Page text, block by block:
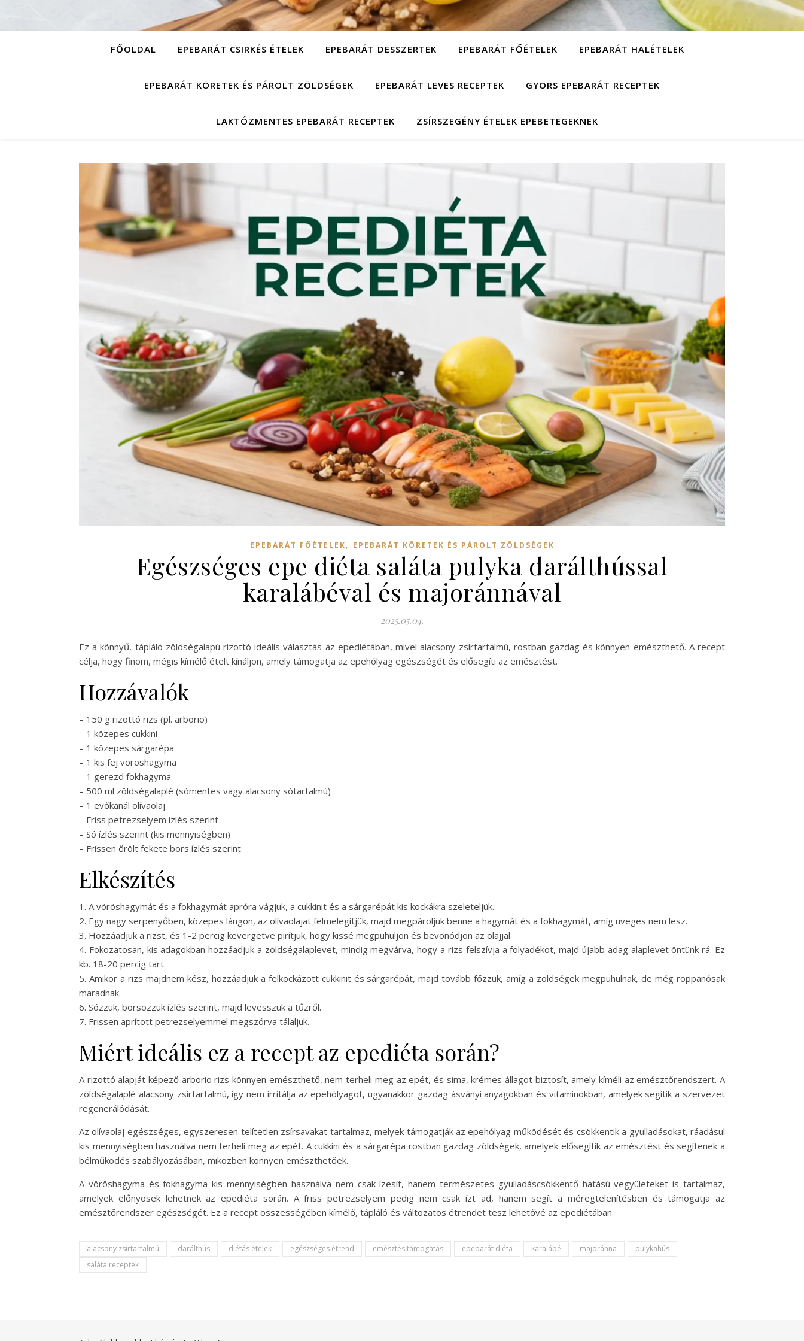
FŐOLDAL EPEBARÁT CSIRKÉS ÉTELEK EPEBARÁT DESSZERTEK EPEBARÁT FŐÉTELEK EPEBARÁT HALÉTELEK
EPEBARÁT KÖRETEK ÉS PÁROLT ZÖLDSÉGEK EPEBARÁT LEVES RECEPTEK GYORS EPEBARÁT RECEPTEK
LAKTÓZMENTES EPEBARÁT RECEPTEK ZSÍRSZEGÉNY ÉTELEK EPEBETEGEKNEK
EPEBARÁT FŐÉTELEK, EPEBARÁT KÖRETEK ÉS PÁROLT ZÖLDSÉGEK
Egészséges epe diéta saláta pulyka darálthússal
karalábéval és majoránnával
2025.05.04.
Ez a könnyű, tápláló zöldségalapú rizottó ideális választás az epediétában, mivel alacsony zsírtartalmú, rostban gazdag és könnyen emészthető. A recept
célja, hogy finom, mégis kímélő ételt kínáljon, amely támogatja az epehólyag egészségét és elősegíti az emésztést.
Hozzávalók
– 150 g rizottó rizs (pl. arborio)
– 1 közepes cukkini
– 1 közepes sárgarépa
– 1 kis fej vöröshagyma
– 1 gerezd fokhagyma
– 500 ml zöldségalaplé (sómentes vagy alacsony sótartalmú)
– 1 evőkanál olívaolaj
– Friss petrezselyem ízlés szerint
– Só ízlés szerint (kis mennyiségben)
– Frissen őrölt fekete bors ízlés szerint
Elkészítés
1. A vöröshagymát és a fokhagymát apróra vágjuk, a cukkinit és a sárgarépát kis kockákra szeleteljük.
2. Egy nagy serpenyőben, közepes lángon, az olívaolajat felmelegítjük, majd megpároljuk benne a hagymát és a fokhagymát, amíg üveges nem lesz.
3. Hozzáadjuk a rizst, és 1-2 percig kevergetve pirítjuk, hogy kissé megpuhuljon és bevonódjon az olajjal.
4. Fokozatosan, kis adagokban hozzáadjuk a zöldségalaplevet, mindig megvárva, hogy a rizs felszívja a folyadékot, majd újabb adag alaplevet öntünk rá. Ez
kb. 18-20 percig tart.
5. Amikor a rizs majdnem kész, hozzáadjuk a felkockázott cukkinit és sárgarépát, majd tovább főzzük, amíg a zöldségek megpuhulnak, de még roppanósak
maradnak.
6. Sózzuk, borsozzuk ízlés szerint, majd levesszük a tűzről.
7. Frissen aprított petrezselyemmel megszórva tálaljuk.
Miért ideális ez a recept az epediéta során?
A rizottó alapját képező arborio rizs könnyen emészthető, nem terheli meg az epét, és sima, krémes állagot biztosít, amely kíméli az emésztőrendszert. A
zöldségalaplé alacsony zsírtartalmú, így nem irritálja az epehólyagot, ugyanakkor gazdag ásványi anyagokban és vitaminokban, amelyek segítik a szervezet
regenerálódását.
Az olívaolaj egészséges, egyszeresen telítetlen zsírsavakat tartalmaz, melyek támogatják az epehólyag működését és csökkentik a gyulladásokat, ráadásul
kis mennyiségben használva nem terheli meg az epét. A cukkini és a sárgarépa rostban gazdag zöldségek, amelyek elősegítik az emésztést és segítenek a
bélműködés szabályozásában, miközben könnyen emészthetőek.
A vöröshagyma és fokhagyma kis mennyiségben használva nem csak ízesít, hanem természetes gyulladáscsökkentő hatású vegyületeket is tartalmaz,
amelyek előnyösek lehetnek az epediéta során. A friss petrezselyem pedig nem csak ízt ad, hanem segít a méregtelenítésben és támogatja az
emésztőrendszer egészségét. Ez a recept összességében kímélő, tápláló és változatos étrendet tesz lehetővé az epediétában.
alacsony zsírtartalmú darálthús diétás ételek egészséges étrend emésztés támogatás epebarát diéta karalábé majoránna
pulykahús
saláta receptek